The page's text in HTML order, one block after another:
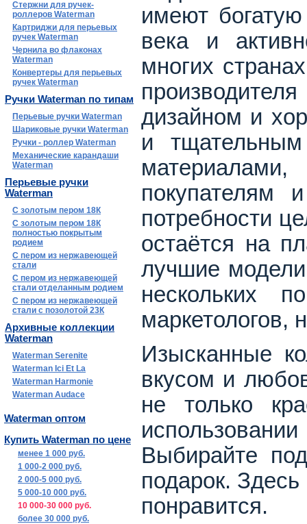
Стержни для ручек-
роллеров Waterman
Картриджи для перьевых
ручек Waterman
Чернила во флаконах
Waterman
Конвертеры для перьевых
ручек Waterman
Ручки Waterman по типам
Перьевые ручки Waterman
Шариковые ручки Waterman
Ручки - роллер Waterman
Механические карандаши
Waterman
Перьевые ручки
Waterman
С золотым пером 18К
С золотым пером 18К
полностью покрытым
родием
С пером из нержавеющей
стали
С пером из нержавеющей
стали отделанным родием
С пером из нержавеющей
стали с позолотой 23К
Архивные коллекции
Waterman
Waterman Serenite
Waterman Ici Et La
Waterman Harmonie
Waterman Audace
Waterman оптом
Купить Waterman по цене
менее 1 000 руб.
1 000-2 000 руб.
2 000-5 000 руб.
5 000-10 000 руб.
10 000-30 000 руб.
более 30 000 руб.
имеют
века и
многих
дизайном и
и
покупателям
потребности
остаётся на
лучшие
нескольких
маркетологов,
Изысканные
вкусом и
не только
Выбирайте
подарок.
понравится.